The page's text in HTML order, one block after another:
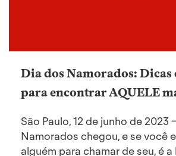
Dia dos Namorados:
para encontrar AQUELE
São Paulo, 12 de junho de 2023
Namorados chegou, e se você
alguém para chamar de seu, é